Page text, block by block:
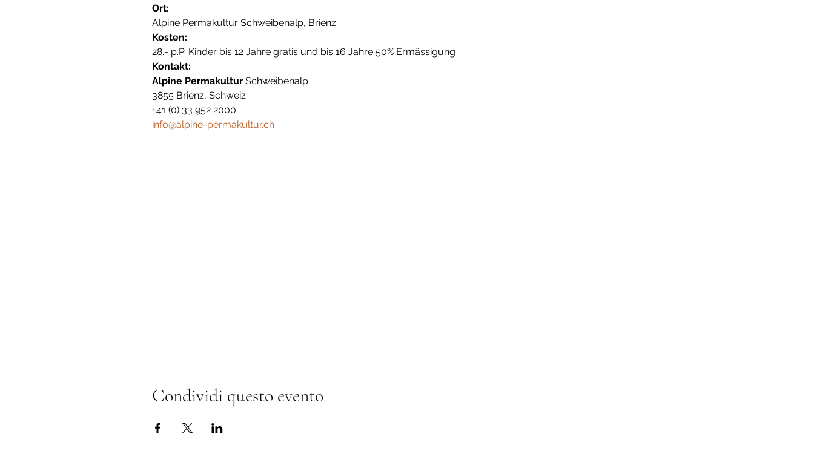
Ort:
Alpine Permakultur Schweibenalp, Brienz
Kosten:
28.- p.P. Kinder bis 12 Jahre gratis und bis 16 Jahre 50% Ermässigung
Kontakt:
Alpine Permakultur Schweibenalp
3855 Brienz, Schweiz
info@alpine-permakultur.ch
Condividi questo evento